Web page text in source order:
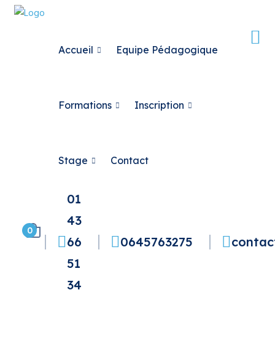
Accueil Equipe Pédagogique
Formations Inscription
Stage Contact
0
01
43
66
51
34
0645763275